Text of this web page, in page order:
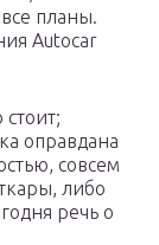
планы.
Autocar
оправдана
совсем
либо
речь о